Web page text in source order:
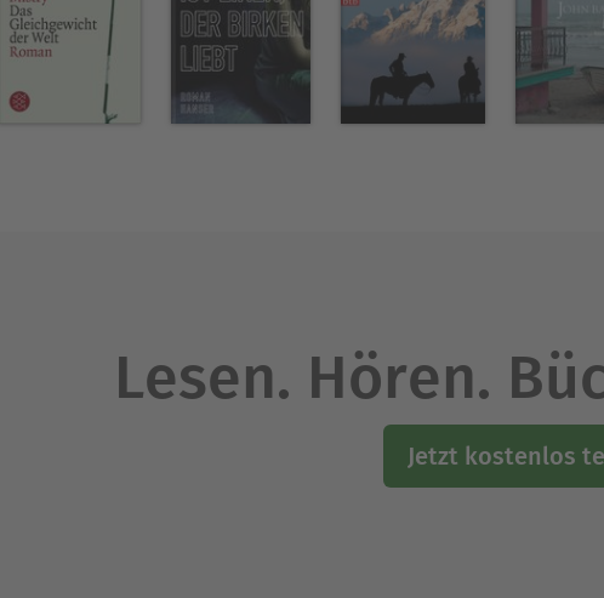
Lesen. Hören.
Jetzt kostenlos